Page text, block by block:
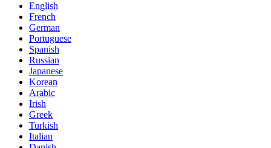
English
French
German
Portuguese
Spanish
Russian
Japanese
Korean
Arabic
Irish
Greek
Turkish
Italian